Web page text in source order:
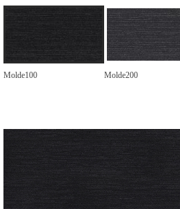
Molde100 Molde200